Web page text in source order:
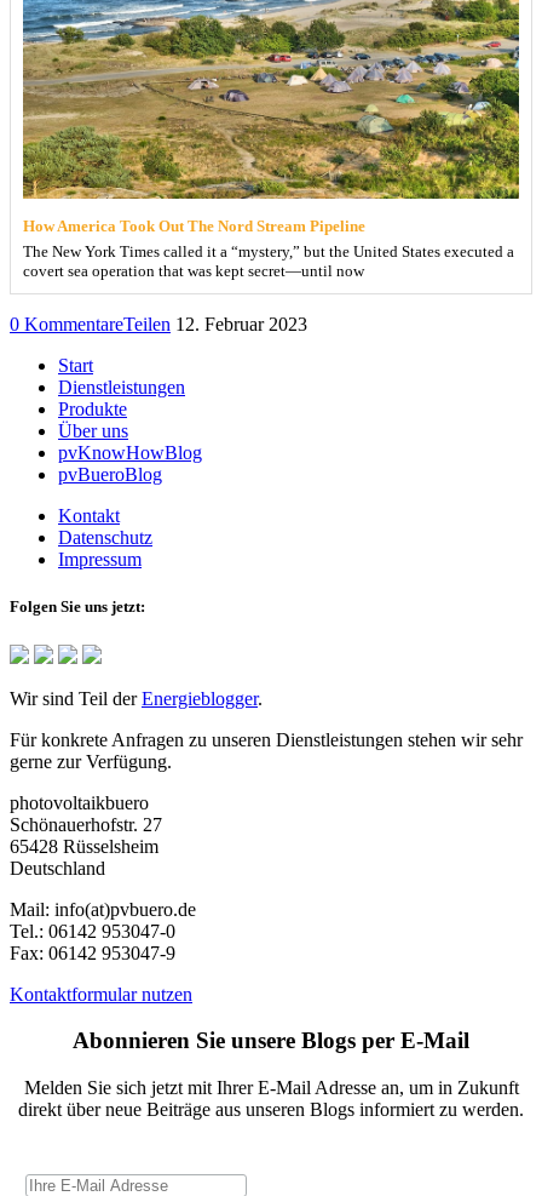
How America Took Out The Nord Stream Pipeline
The New York Times called it a “mystery,” but the United States executed a
covert sea operation that was kept secret—until now
0 KommentareTeilen 12. Februar 2023
Start
Dienstleistungen
Produkte
Über uns
pvKnowHowBlog
pvBueroBlog
Kontakt
Datenschutz
Impressum
Folgen Sie uns jetzt:
Wir sind Teil derEnergieblogger.
Für konkrete Anfragen zu unseren Dienstleistungen stehen wir sehr
gerne zur Verfügung.
photovoltaikbuero
Schönauerhofstr. 27
65428 Rüsselsheim
Deutschland
Mail: info(at)pvbuero.de
Tel.: 06142 953047-0
Fax: 06142 953047-9
Kontaktformular nutzen
Abonnieren Sie unsere Blogs per E-Mail
Melden Sie sich jetzt mit Ihrer E-Mail Adresse an, um in Zukunft
direkt über neue Beiträge aus unseren Blogs informiert zu werden.